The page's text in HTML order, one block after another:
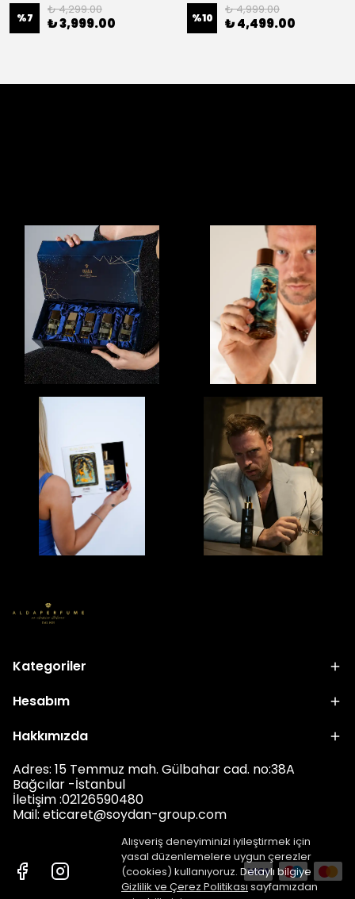
Alışveriş deneyiminizi iyileştirmek için
yasal düzenlemelere uygun çerezler
(cookies) kullanıyoruz. Detaylı bilgiye
Gizlilik ve Çerez Politikası sayfamızdan
%7
₺ 4,299.00
₺ 3,999.00 %10
₺ 4,999.00
₺ 4,499.00
Kategoriler
Hesabım
Hakkımızda
Adres: 15 Temmuz mah. Gülbahar cad. no:38A
Bağcılar -İstanbul
İletişim :02126590480
Mail: eticaret@soydan-group.com